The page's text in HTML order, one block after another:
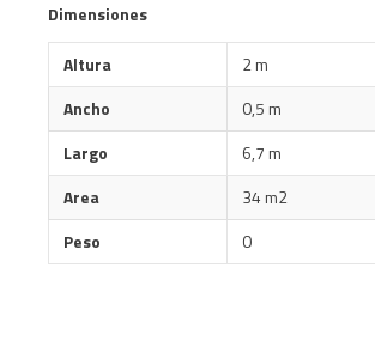
Dimensiones
Altura
2 m
Ancho
0,5 m
Largo
6,7 m
Area
34 m2
Peso
0